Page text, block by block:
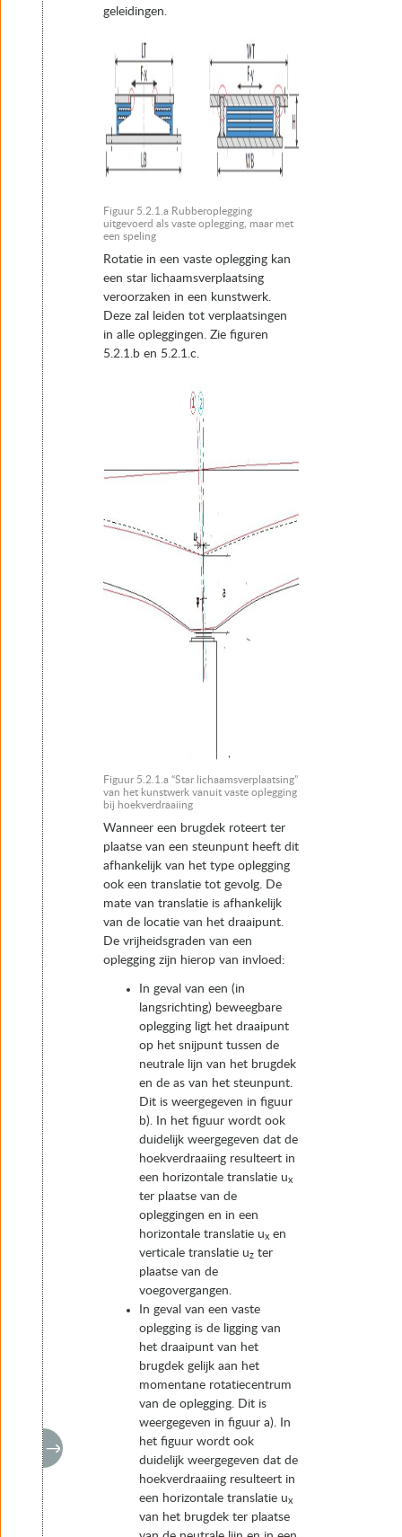
geleidingen.
Figuur 5.2.1.a Rubberoplegging
uitgevoerd als vaste oplegging, maar met
een speling
Rotatie in een vaste oplegging kan
een star lichaamsverplaatsing
veroorzaken in een kunstwerk.
Deze zal leiden tot verplaatsingen
in alle opleggingen. Zie figuren
5.2.1.b en 5.2.1.c.
Figuur 5.2.1.a “Star lichaamsverplaatsing”
van het kunstwerk vanuit vaste oplegging
bij hoekverdraaiing
Wanneer een brugdek roteert ter
plaatse van een steunpunt heeft dit
afhankelijk van het type oplegging
ook een translatie tot gevolg. De
mate van translatie is afhankelijk
van de locatie van het draaipunt.
De vrijheidsgraden van een
oplegging zijn hierop van invloed:
In geval van een (in
langsrichting) beweegbare
oplegging ligt het draaipunt
op het snijpunt tussen de
neutrale lijn van het brugdek
en de as van het steunpunt.
Dit is weergegeven in figuur
b). In het figuur wordt ook
duidelijk weergegeven dat de
hoekverdraaiing resulteert in
een horizontale translatie ux
ter plaatse van de
opleggingen en in een
horizontale translatie ux en
verticale translatie uz ter
plaatse van de
voegovergangen.
In geval van een vaste
oplegging is de ligging van
het draaipunt van het
brugdek gelijk aan het
momentane rotatiecentrum
van de oplegging. Dit is
weergegeven in figuur a). In
het figuur wordt ook
duidelijk weergegeven dat de
hoekverdraaiing resulteert in
een horizontale translatie ux
van het brugdek ter plaatse